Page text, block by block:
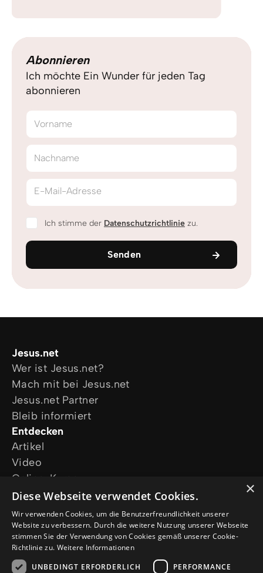
Abonnieren
Ich möchte Ein Wunder für jeden Tag
abonnieren
Vorname
Nachname
E-Mail-Adresse
Ich stimme der Datenschutzrichtlinie zu.
Senden
Jesus.net
Wer ist Jesus.net?
Mach mit bei Jesus.net
Jesus.net Partner
Bleib informiert
Entdecken
Artikel
Video
Online-Kurse
Unsere Projekte
Ich wünsche mir Gebet
Ich habe eine Frage
Folge uns
×
Diese Webseite verwendet Cookies.
Wir verwenden Cookies, um die Benutzerfreundlichkeit unserer
Website zu verbessern. Durch die weitere Nutzung unserer Webseite
stimmen Sie der Verwendung von Cookies gemäß unserer Cookie-
Richtlinie zu. Weitere Informationen
UNBEDINGT ERFORDERLICH
PERFORMANCE